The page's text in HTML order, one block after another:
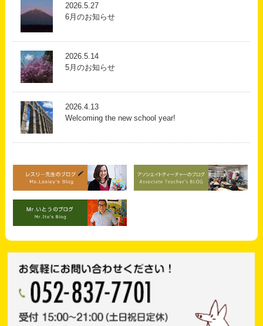
2026.5.27
6月のお知らせ
2026.5.14
5月のお知らせ
2026.4.13
Welcoming the new school year!